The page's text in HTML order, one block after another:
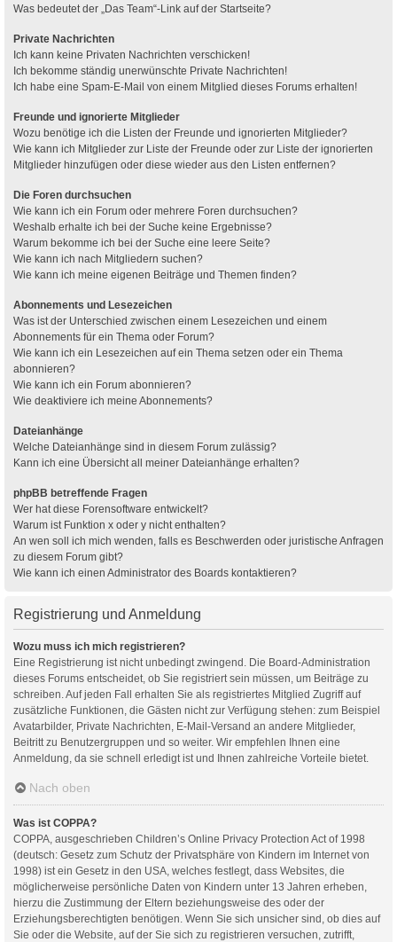
Was bedeutet der „Das Team“-Link auf der Startseite?
Private Nachrichten
Ich kann keine Privaten Nachrichten verschicken!
Ich bekomme ständig unerwünschte Private Nachrichten!
Ich habe eine Spam-E-Mail von einem Mitglied dieses Forums erhalten!
Freunde und ignorierte Mitglieder
Wozu benötige ich die Listen der Freunde und ignorierten Mitglieder?
Wie kann ich Mitglieder zur Liste der Freunde oder zur Liste der ignorierten
Mitglieder hinzufügen oder diese wieder aus den Listen entfernen?
Die Foren durchsuchen
Wie kann ich ein Forum oder mehrere Foren durchsuchen?
Weshalb erhalte ich bei der Suche keine Ergebnisse?
Warum bekomme ich bei der Suche eine leere Seite?
Wie kann ich nach Mitgliedern suchen?
Wie kann ich meine eigenen Beiträge und Themen finden?
Abonnements und Lesezeichen
Was ist der Unterschied zwischen einem Lesezeichen und einem
Abonnements für ein Thema oder Forum?
Wie kann ich ein Lesezeichen auf ein Thema setzen oder ein Thema
abonnieren?
Wie kann ich ein Forum abonnieren?
Wie deaktiviere ich meine Abonnements?
Dateianhänge
Welche Dateianhänge sind in diesem Forum zulässig?
Kann ich eine Übersicht all meiner Dateianhänge erhalten?
phpBB betreffende Fragen
Wer hat diese Forensoftware entwickelt?
Warum ist Funktion x oder y nicht enthalten?
An wen soll ich mich wenden, falls es Beschwerden oder juristische Anfragen
zu diesem Forum gibt?
Wie kann ich einen Administrator des Boards kontaktieren?
Registrierung und Anmeldung
Wozu muss ich mich registrieren?
Eine Registrierung ist nicht unbedingt zwingend. Die Board-Administration
dieses Forums entscheidet, ob Sie registriert sein müssen, um Beiträge zu
schreiben. Auf jeden Fall erhalten Sie als registriertes Mitglied Zugriff auf
zusätzliche Funktionen, die Gästen nicht zur Verfügung stehen: zum Beispiel
Avatarbilder, Private Nachrichten, E-Mail-Versand an andere Mitglieder,
Beitritt zu Benutzergruppen und so weiter. Wir empfehlen Ihnen eine
Anmeldung, da sie schnell erledigt ist und Ihnen zahlreiche Vorteile bietet.
Nach oben
Was ist COPPA?
COPPA, ausgeschrieben Children’s Online Privacy Protection Act of 1998
(deutsch: Gesetz zum Schutz der Privatsphäre von Kindern im Internet von
1998) ist ein Gesetz in den USA, welches festlegt, dass Websites, die
möglicherweise persönliche Daten von Kindern unter 13 Jahren erheben,
hierzu die Zustimmung der Eltern beziehungsweise des oder der
Erziehungsberechtigten benötigen. Wenn Sie sich unsicher sind, ob dies auf
Sie oder die Website, auf der Sie sich zu registrieren versuchen, zutrifft,